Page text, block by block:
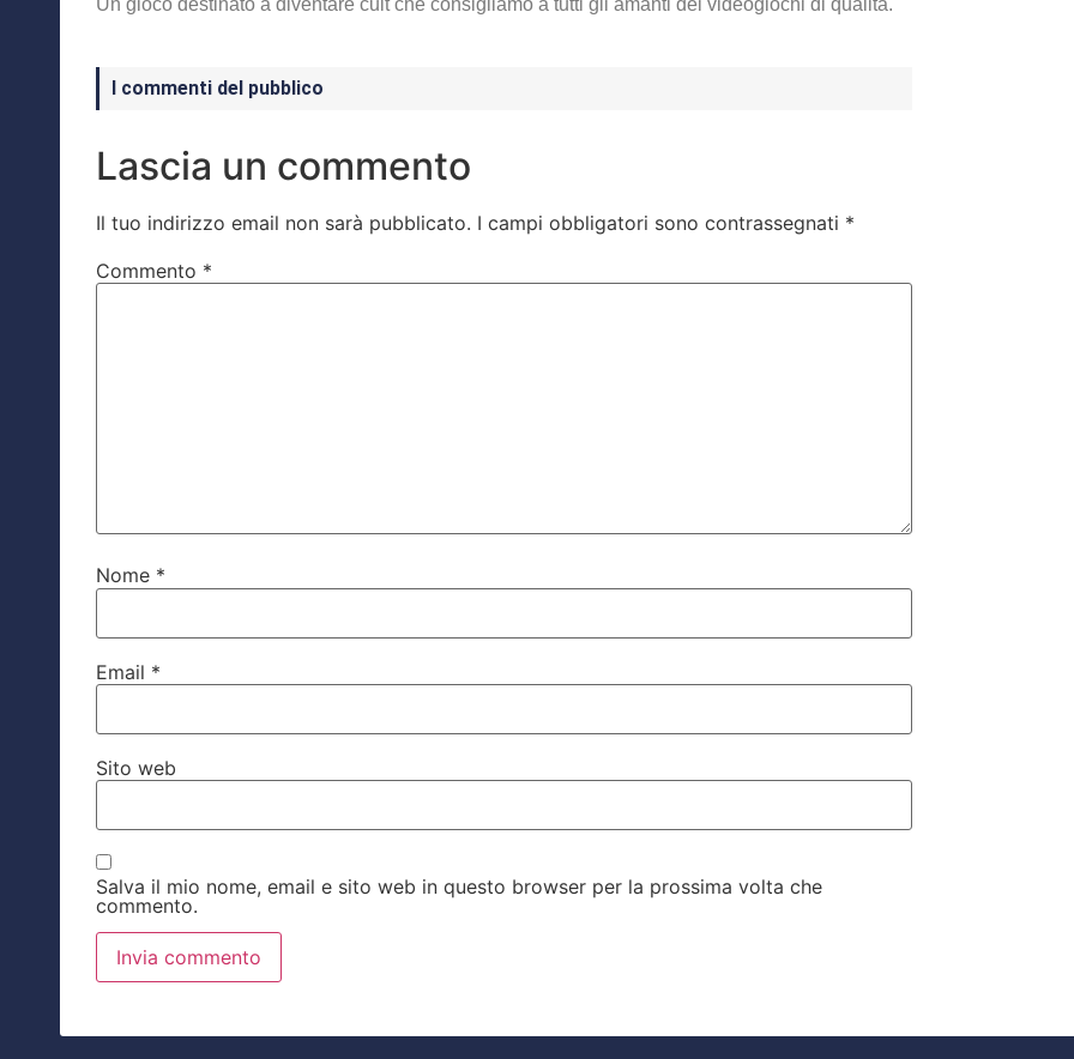
Un gioco destinato a diventare cult che consigliamo a tutti gli amanti dei videogiochi di qualità.
I commenti del pubblico
Lascia un commento
Il tuo indirizzo email non sarà pubblicato. I campi obbligatori sono contrassegnati *
Commento *
Nome *
Email *
Sito web
Salva il mio nome, email e sito web in questo browser per la prossima volta che
commento.